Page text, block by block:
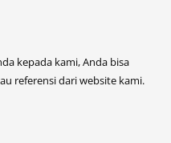
kepada kami, Anda bisa
referensi dari website kami.